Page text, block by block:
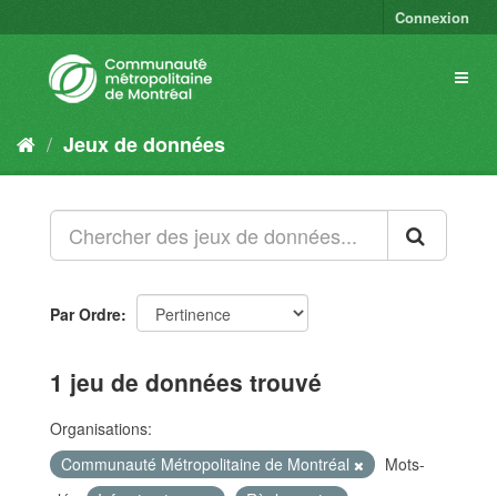
Connexion
Jeux de données
Par Ordre
1 jeu de données trouvé
Organisations:
Communauté Métropolitaine de Montréal
Mots-